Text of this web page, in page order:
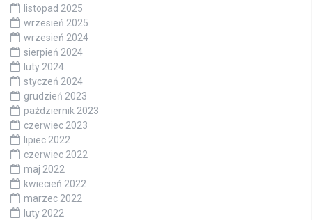
listopad 2025
wrzesień 2025
wrzesień 2024
sierpień 2024
luty 2024
styczeń 2024
grudzień 2023
październik 2023
czerwiec 2023
lipiec 2022
czerwiec 2022
maj 2022
kwiecień 2022
marzec 2022
luty 2022